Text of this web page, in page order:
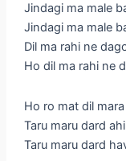
Jindagi ma male
Jindagi ma male
Dil ma rahi ne
Ho dil ma rahi ne
Ho ro mat dil
Taru maru dard
Taru maru dard